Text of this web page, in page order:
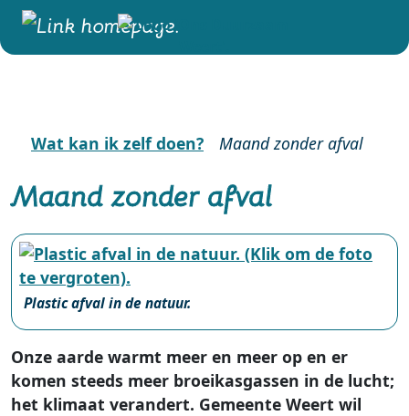
Wat kan ik zelf doen? Maand zonder afval
Maand zonder afval
Plastic afval in de natuur.
Onze aarde warmt meer en meer op en er
komen steeds meer broeikasgassen in de lucht;
het klimaat verandert. Gemeente Weert wil